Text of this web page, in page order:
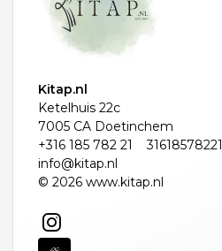
Kitap.nl
Ketelhuis 22c
7005 CA Doetinchem
+316 185 782 21
31618578221
info@kitap.nl
© 2026 www.kitap.nl